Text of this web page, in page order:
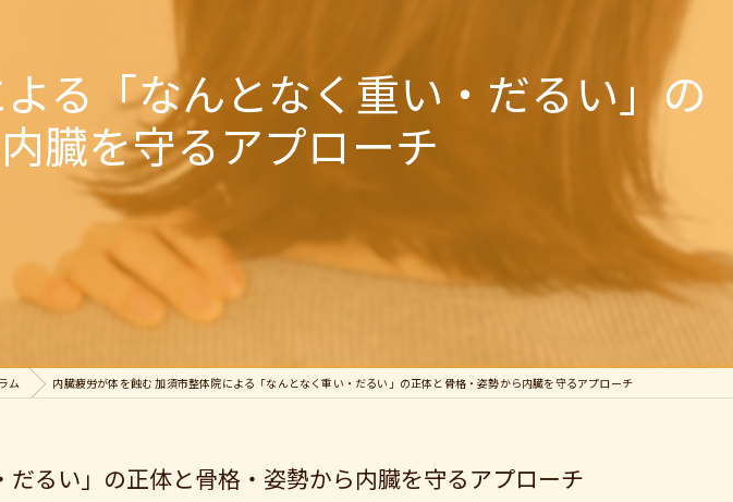
姿勢矯正
筋膜リリース
る「なんとなく重い・だるい」の
臓を守るアプローチ
ム 内臓疲労が体を蝕む 加須市整体院による「なんとなく重い・だるい」の正体と骨格・姿勢から内臓を守るアプローチ
るい」の正体と骨格・姿勢から内臓を守るアプローチ